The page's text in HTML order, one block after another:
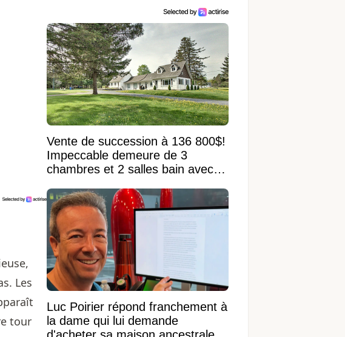
Les
tour
Vente de succession à 136 800$!
Impeccable demeure de 3
chambres et 2 salles bain avec
Luc Poirier répond franchement à
la dame qui lui demande
d'acheter sa maison ancestrale